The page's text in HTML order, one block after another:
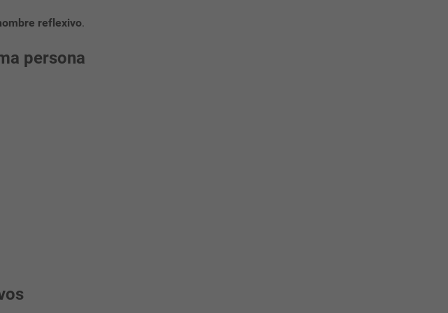
reflexivo.
persona